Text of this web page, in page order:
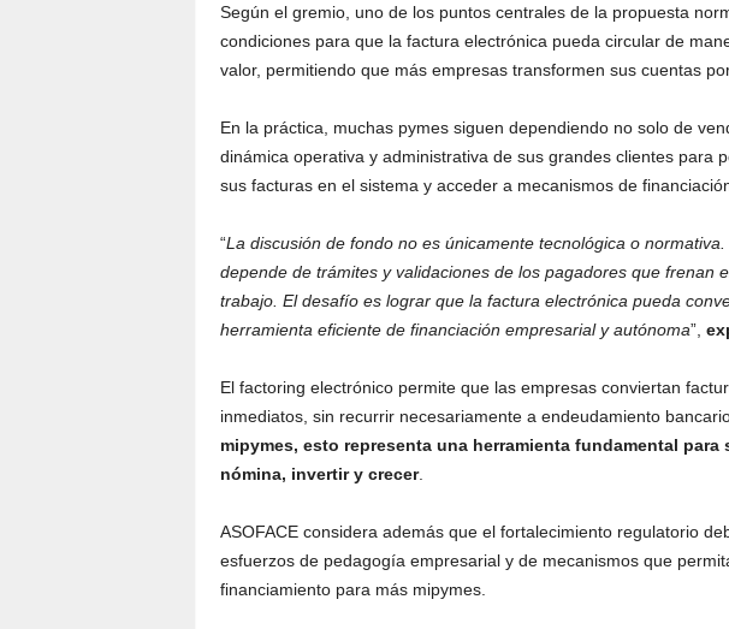
Según el gremio, uno de los puntos centrales de la propuesta
condiciones para que la factura electrónica pueda circular de
valor, permitiendo que más empresas transformen sus cuentas
En la práctica, muchas pymes siguen dependiendo no solo de
dinámica operativa y administrativa de sus grandes clientes para
sus facturas en el sistema y acceder a mecanismos de
“La discusión de fondo no es únicamente tecnológica o
depende de trámites y validaciones de los pagadores que frenan
trabajo. El desafío es lograr que la factura electrónica pueda
herramienta eficiente de financiación empresarial y autónoma”,
El factoring electrónico permite que las empresas conviertan
inmediatos, sin recurrir necesariamente a endeudamiento
mipymes, esto representa una herramienta fundamental
nómina, invertir y crecer.
ASOFACE considera además que el fortalecimiento regulatorio
esfuerzos de pedagogía empresarial y de mecanismos que
financiamiento para más mipymes.